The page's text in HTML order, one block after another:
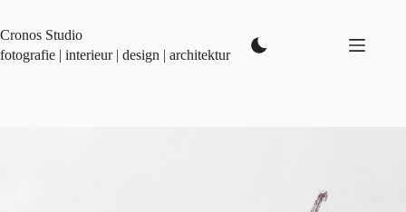
springen
Cronos Studio
fotografie | interieur | design | architektur